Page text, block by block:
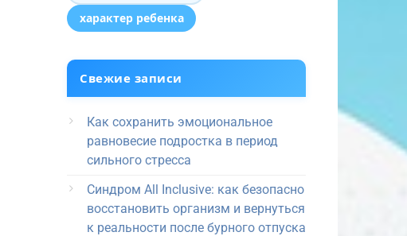
характер ребенка
Свежие записи
Как сохранить эмоциональное
равновесие подростка в период
сильного стресса
Синдром All Inclusive: как безопасно
восстановить организм и вернуться
к реальности после бурного отпуска